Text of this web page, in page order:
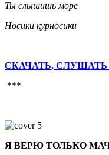
Ты слышишь море
Носики курносики
СКАЧАТЬ, СЛУШАТЬ
***
Я ВЕРЮ ТОЛЬКО